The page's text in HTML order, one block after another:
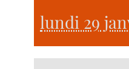
lundi 29